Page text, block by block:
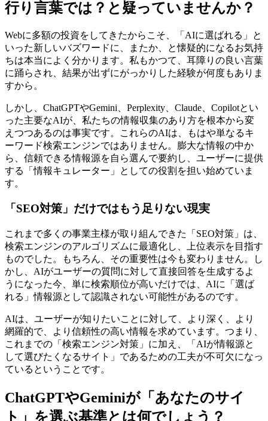
行り言葉では？と疑っていませんか？
Webに多額の投資をしてきたからこそ、「AIに選ばれる」と
いった新しいバズワードに、またか、と懐疑的になるお気持
ちは本当によく分かります。私もかつて、耳障りの良い言葉
に踊らされ、結果が出ずにがっかりした経験が何度もありま
すから。
しかし、ChatGPTやGemini、Perplexity、Claude、Copilotとい
った主要なAIが、私たちの情報収集のあり方を根本から変
えつつあるのは事実です。これらのAIは、もはや単なるキ
ーワード検索エンジンではありません。膨大な情報の中か
ら、信頼できる情報源を自ら選んで要約し、ユーザーに提供
する「情報キュレーター」としての役割を担い始めていま
す。
「SEO対策」だけではもう足りない現実
これまで多くの事業主様が取り組んできた「SEO対策」は、
検索エンジンのアルゴリズムに最適化し、上位表示を目指す
ものでした。もちろん、その重要性は今も変わりません。し
かし、AIがユーザーの質問に対して直接回答を生成するよ
うになった今、単に検索順位が高いだけでは、AIに「選ば
れる」情報源として認識されない可能性があるのです。
AIは、ユーザーが知りたいことに対して、より深く、より
網羅的で、より信頼性の高い情報を求めています。つまり、
これまでの「検索エンジン対策」に加え、「AIが情報源と
して選びたくなるサイト」であるための工夫が不可欠になっ
ているということです。
ChatGPTやGeminiが「あなたのサイ
ト」を選ぶ基準とは何でしょう？